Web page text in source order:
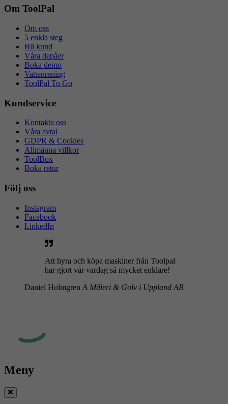
Om ToolPal
Om oss
5 enkla steg
Bli kund
Våra depåer
Boka demo
Vattenrening
ToolPal To Go
Kundservice
Kontakta oss
Våra avtal
GDPR & Cookies
Allmänna villkor
ToolBox
Boka retur
Följ oss
Instagram
Facebook
LinkedIn
Att hyra och köpa maskiner från Toolpal
har gjort vår vardag så mycket enklare!
Daniel Holmgren A Måleri & Golv i Uppland AB
Meny
Stäng